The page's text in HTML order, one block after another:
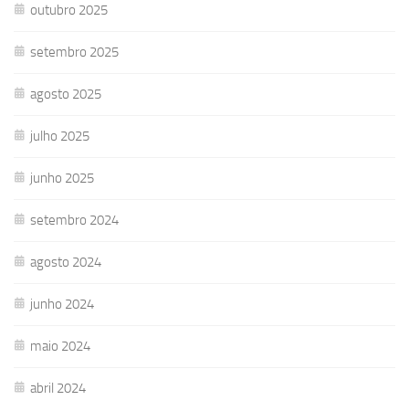
outubro 2025
setembro 2025
agosto 2025
julho 2025
junho 2025
setembro 2024
agosto 2024
junho 2024
maio 2024
abril 2024